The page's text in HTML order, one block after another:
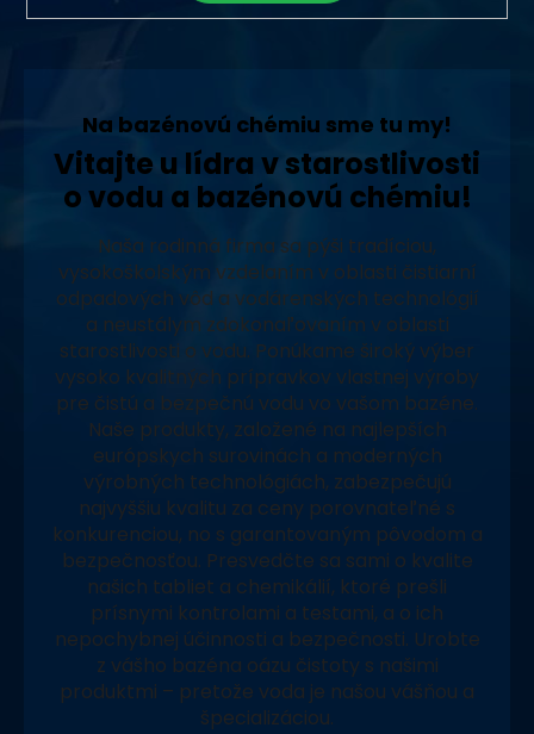
Na bazénovú chémiu sme tu my!
Vitajte u lídra v starostlivosti
o vodu a bazénovú chémiu!
Naša rodinná firma sa pýši tradíciou,
vysokoškolským vzdelaním v oblasti čistiarní
odpadových vôd a vodárenských technológií
a neustálym zdokonaľovaním v oblasti
starostlivosti o vodu. Ponúkame široký výber
vysoko kvalitných prípravkov vlastnej výroby
pre čistú a bezpečnú vodu vo vašom bazéne.
Naše produkty, založené na najlepších
európskych surovinách a moderných
výrobných technológiách, zabezpečujú
najvyššiu kvalitu za ceny porovnateľné s
konkurenciou, no s garantovaným pôvodom a
bezpečnosťou. Presvedčte sa sami o kvalite
našich tabliet a chemikálií, ktoré prešli
prísnymi kontrolami a testami, a o ich
nepochybnej účinnosti a bezpečnosti. Urobte
z vášho bazéna oázu čistoty s našimi
produktmi – pretože voda je našou vášňou a
špecializáciou.